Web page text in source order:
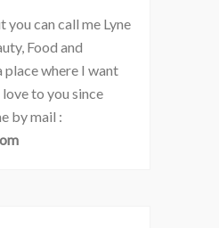
you can call me Lyne
Food and
place where I want
to you since
by mail :